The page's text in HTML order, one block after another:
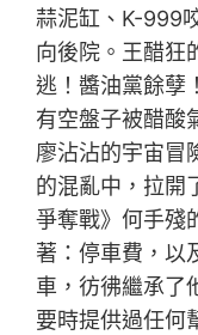
蒜泥缸、K-999
向後院。王醋狂
逃！醬油黨餘孽
有空盤子被醋酸
廖沾沾的宇宙冒
的混亂中，拉開
爭奪戰》何手殘
著：停車費，以
車，彷彿繼承了
要時提供過任何